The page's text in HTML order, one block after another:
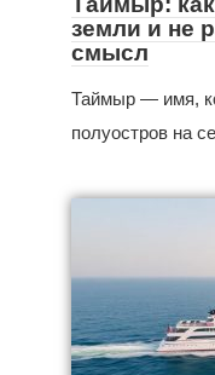
земли и не
смысл
Таймыр — имя,
полуостров на